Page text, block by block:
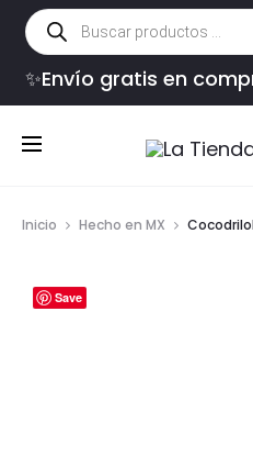
Búsqueda
de
productos
✨Envío gratis en
Inicio Hecho en MX
Save